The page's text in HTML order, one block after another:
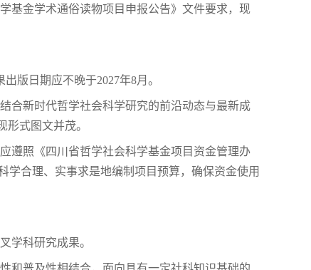
基金学术通俗读物项目申报公告》文件要求，现
版日期应不晚于2027年8月。
合新时代哲学社会科学研究的前沿动态与最新成
式图文并茂。
遵照《四川省哲学社会科学基金项目资金管理办
学合理、实事求是地编制项目预算，确保资金使用
学科研究成果。